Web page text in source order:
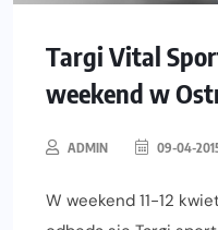
Targi Vital
weekend w
ADMIN 09-04-
W weekend 11-12